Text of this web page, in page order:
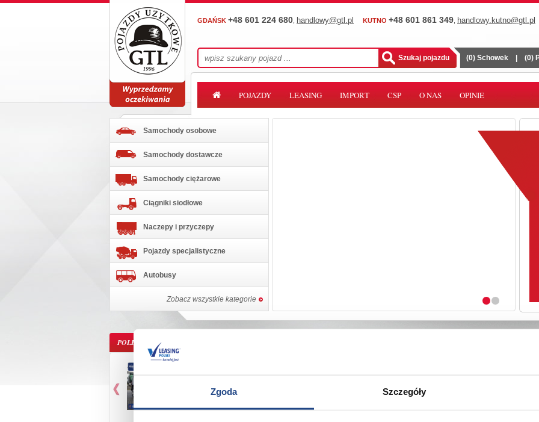
Zgoda Szczegóły
GDAŃSK +48 601 224 680 handlowy@gtl.pl KUTNO +48 601 861 349 handlowy.kutno@gtl.pl
(0) Schowek (0)
POJAZDY LEASING IMPORT CSP O NAS OPINIE
Samochody osobowe
Samochody dostawcze
Samochody ciężarowe
Ciągniki siodłowe
Naczepy i przyczepy
Pojazdy specjalistyczne
Autobusy
Zobacz wszystkie kategorie
POLECANE OFERTY
96 100PLN netto 106 800PLN netto